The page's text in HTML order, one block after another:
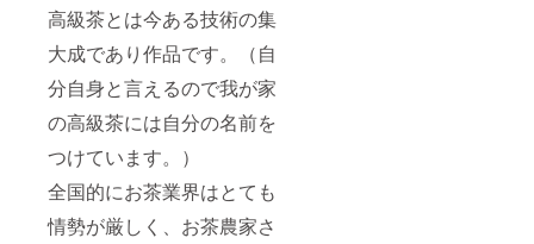
高級茶とは今ある技術の集
大成であり作品です。（自
分自身と言えるので我が家
の高級茶には自分の名前を
つけています。）
全国的にお茶業界はとても
情勢が厳しく、お茶農家さ